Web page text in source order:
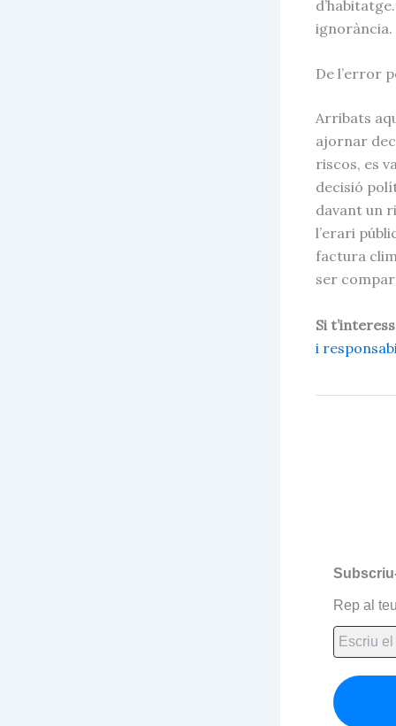
ignorància.
De l’error
Arribats
ajornar
riscos, es
decisió
davant un
l’erari
factura
ser
Si
i
Rep al